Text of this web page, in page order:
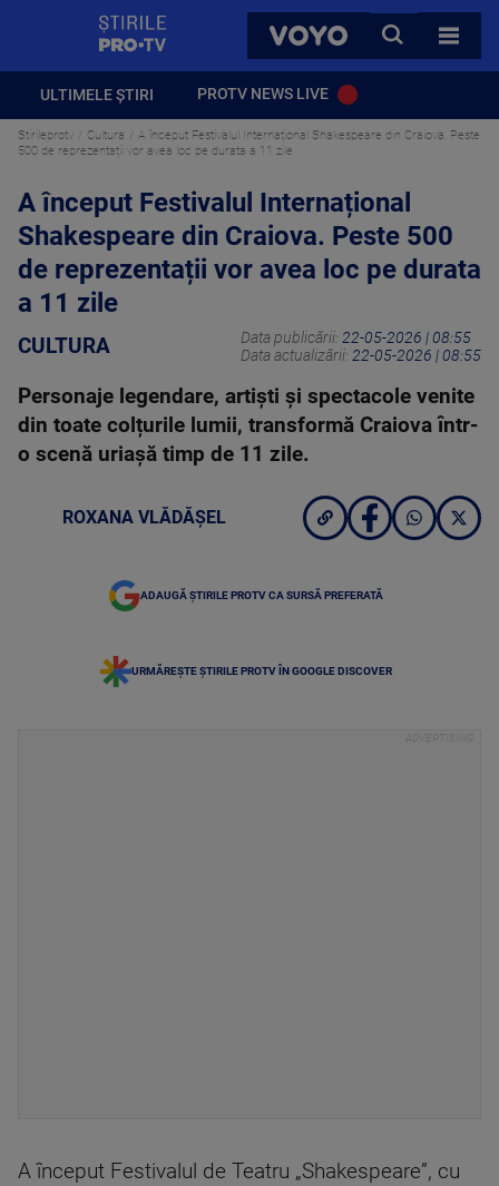
VOYO
CAUTA
TOATE
ULTIMELE ȘTIRI PROTV NEWS LIVE
Stirileprotv Cultura
A început Festivalul Internațional Shakespeare din Craiova. Peste
500 de reprezentații vor avea loc pe durata a 11 zile
A început Festivalul Internațional
Shakespeare din Craiova. Peste 500
de reprezentații vor avea loc pe durata
a 11 zile
CULTURA Data publicării: 22-05-2026 | 08:55
Data actualizării: 22-05-2026 | 08:55
Personaje legendare, artiști și spectacole venite
din toate colțurile lumii, transformă Craiova într-
o scenă uriașă timp de 11 zile.
ROXANA VLĂDĂȘEL
ADAUGĂ ȘTIRILE PROTV CA SURSĂ PREFERATĂ
URMĂREȘTE ȘTIRILE PROTV ÎN GOOGLE DISCOVER
A început Festivalul de Teatru „Shakespeare”, cu